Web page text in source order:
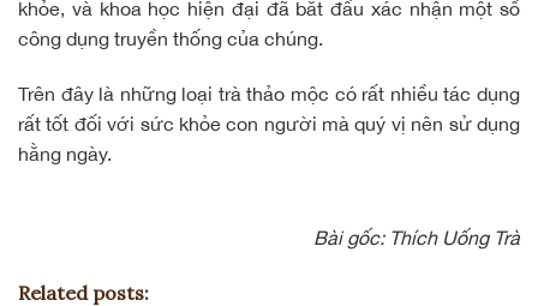
khỏe, và khoa học hiện đại đã bắt đầu xác nhận một số
công dụng truyền thống của chúng.
Trên đây là những loại trà thảo mộc có rất nhiều tác dụng
rất tốt đối với sức khỏe con người mà quý vị nên sử dụng
hằng ngày.
Bài gốc: Thích Uống Trà
Related posts: